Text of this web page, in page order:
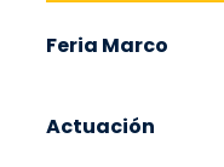
Feria Marco
Actuación